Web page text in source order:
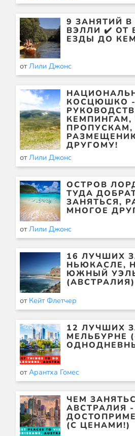
9 ЗАНЯТИЙ В
ВЭЛЛИ ✔️ ОТ
ЕЗДЫ ДО
отЛили Джонс
КОСЦЮШКО
КЕМПИНГАМ,
ПРОПУСКАМ,
ДРУГОМУ!
отЛили Джонс
ОСТРОВ
ТУДА
ЗАНЯТЬСЯ,
МНОГОЕ
отЛили Джонс
16 ЛУЧШИХ
НЬЮКАСЛЕ,
ЮЖНЫЙ
(АВСТРАЛИЯ)
от Кейт Флетчер
12 ЛУЧШИХ
МЕЛЬБУРНЕ
отАрантха Гомес
ЧЕМ
АВСТРАЛИЯ
(С ЦЕНАМИ!)